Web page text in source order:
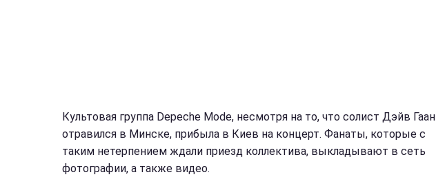
Культовая группа Depeche Mode, несмотря на то, что солист Дэйв Гаан
отравился в Минске, прибыла в Киев на концерт. Фанаты, которые с
таким нетерпением ждали приезд коллектива, выкладывают в сеть
фотографии, а также видео.